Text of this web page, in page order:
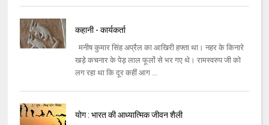
कहानी - कार्यकर्ता
मनीष कुमार सिंह अप्रैल का आखिरी हफ्ता था। नहर के किनारे
खड़े कचनार के पेड़ लाल फूलों से भर गए थे। रामस्‍वरुप जी को
लग रहा था कि दूर कहीं आग ...
योग : भारत की आध्यात्मिक जीवन शैली